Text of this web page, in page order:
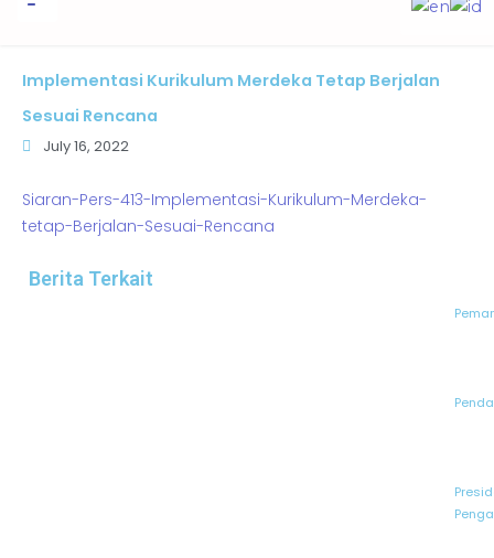
Implementasi Kurikulum Merdeka Tetap Berjalan
Sesuai Rencana
July 16, 2022
Siaran-Pers-413-Implementasi-Kurikulum-Merdeka-
tetap-Berjalan-Sesuai-Rencana
Berita Terkait